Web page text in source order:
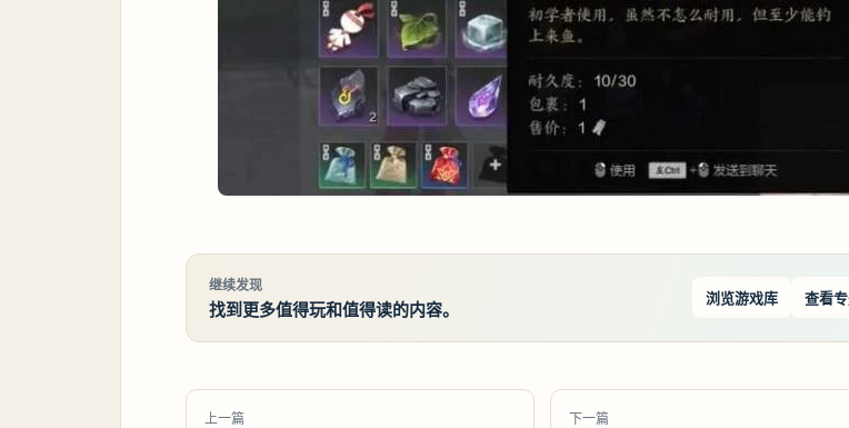
继续发现
找到更多值得玩和值得读的内容。
浏览游戏库 查看
上一篇 下一篇